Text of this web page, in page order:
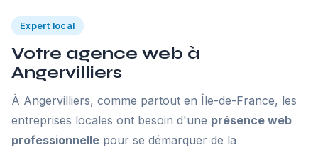
Expert local
Votre agence web à
Angervilliers
À Angervilliers, comme partout en Île-de-France, les
entreprises locales ont besoin d'une présence web
professionnelle pour se démarquer de la